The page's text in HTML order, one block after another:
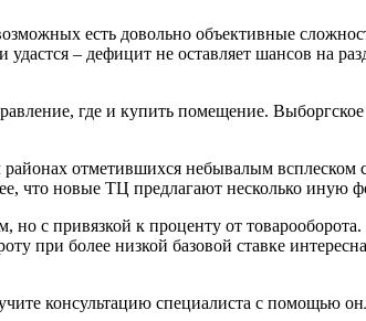
есть довольно объективные
– дефицит не оставляет шансов на
где и купить помещение.
отметившихся небывалым всплеском
что новые ТЦ предлагают несколько иную
с привязкой к проценту от
при более низкой базовой ставке
консультацию специалиста с помощью